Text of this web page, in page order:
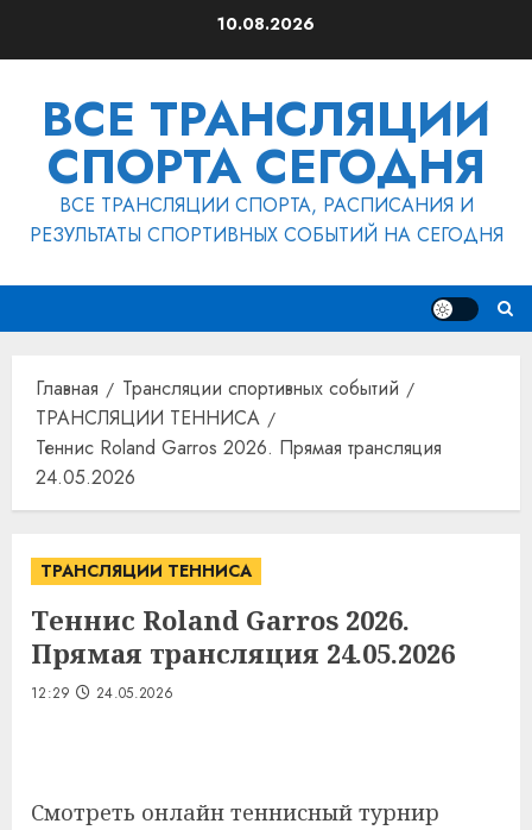
10.08.2026
ВСЕ ТРАНСЛЯЦИИ
СПОРТА СЕГОДНЯ
ВСЕ ТРАНСЛЯЦИИ СПОРТА, РАСПИСАНИЯ И
РЕЗУЛЬТАТЫ СПОРТИВНЫХ СОБЫТИЙ НА СЕГОДНЯ
Главная
Трансляции спортивных событий
ТРАНСЛЯЦИИ ТЕННИСА
Теннис Roland Garros 2026. Прямая трансляция
24.05.2026
ТРАНСЛЯЦИИ ТЕННИСА
Теннис Roland Garros 2026.
Прямая трансляция 24.05.2026
12:29 24.05.2026
Смотреть онлайн теннисный турнир